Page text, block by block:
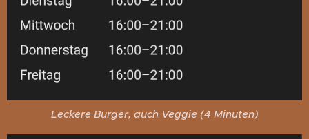
Leckere Burger, auch Veggie (4 Minuten)